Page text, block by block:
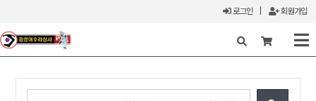
로그인 회원가입
X